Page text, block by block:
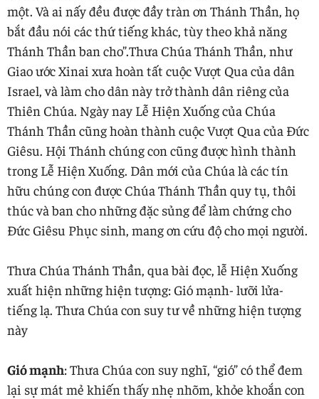
một. Và ai nấy đều được đầy tràn ơn Thánh Thần, họ
bắt đầu nói các thứ tiếng khác, tùy theo khả năng
Thánh Thần ban cho”.Thưa Chúa Thánh Thần, như
Giao ước Xinai xưa hoàn tất cuộc Vượt Qua của dân
Israel, và làm cho dân này trở thành dân riêng của
Thiên Chúa. Ngày nay Lễ Hiện Xuống của Chúa
Thánh Thần cũng hoàn thành cuộc Vượt Qua của Đức
Giêsu. Hội Thánh chúng con cũng được hình thành
trong Lễ Hiện Xuống. Dân mới của Chúa là các tín
hữu chúng con được Chúa Thánh Thần quy tụ, thôi
thúc và ban cho những đặc sủng để làm chứng cho
Đức Giêsu Phục sinh, mang ơn cứu độ cho mọi người.
Thưa Chúa Thánh Thần, qua bài đọc, lễ Hiện Xuống
xuất hiện những hiện tượng: Gió mạnh- lưỡi lửa-
tiếng lạ. Thưa Chúa con suy tư về những hiện tượng
này
Gió mạnh: Thưa Chúa con suy nghĩ, “gió” có thể đem
lại sự mát mẻ khiến thấy nhẹ nhõm, khỏe khoắn con